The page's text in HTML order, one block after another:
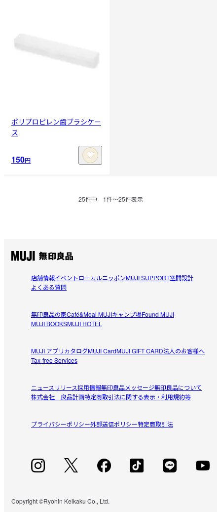
ポリプロピレン歯ブラシケー
ス
150円
25件中 1件〜25件表示
店舗情報イベントローカルニッポンMUJI SUPPORT空間設計
よくある質問
無印良品の家Café&Meal MUJIキャンプ場Found MUJI
MUJI BOOKSMUJI HOTEL
MUJI アプリカタログMUJI CardMUJI GIFT CARD法人のお客様へ
Tax-free Services
ニュースリリース採用情報無印良品メッセージ無印良品について
株式会社 良品計画特定商取引法に関する表示・利用規約等
プライバシーポリシー外部送信ポリシー特定商取引法
Copyright ©Ryohin Keikaku Co., Ltd.